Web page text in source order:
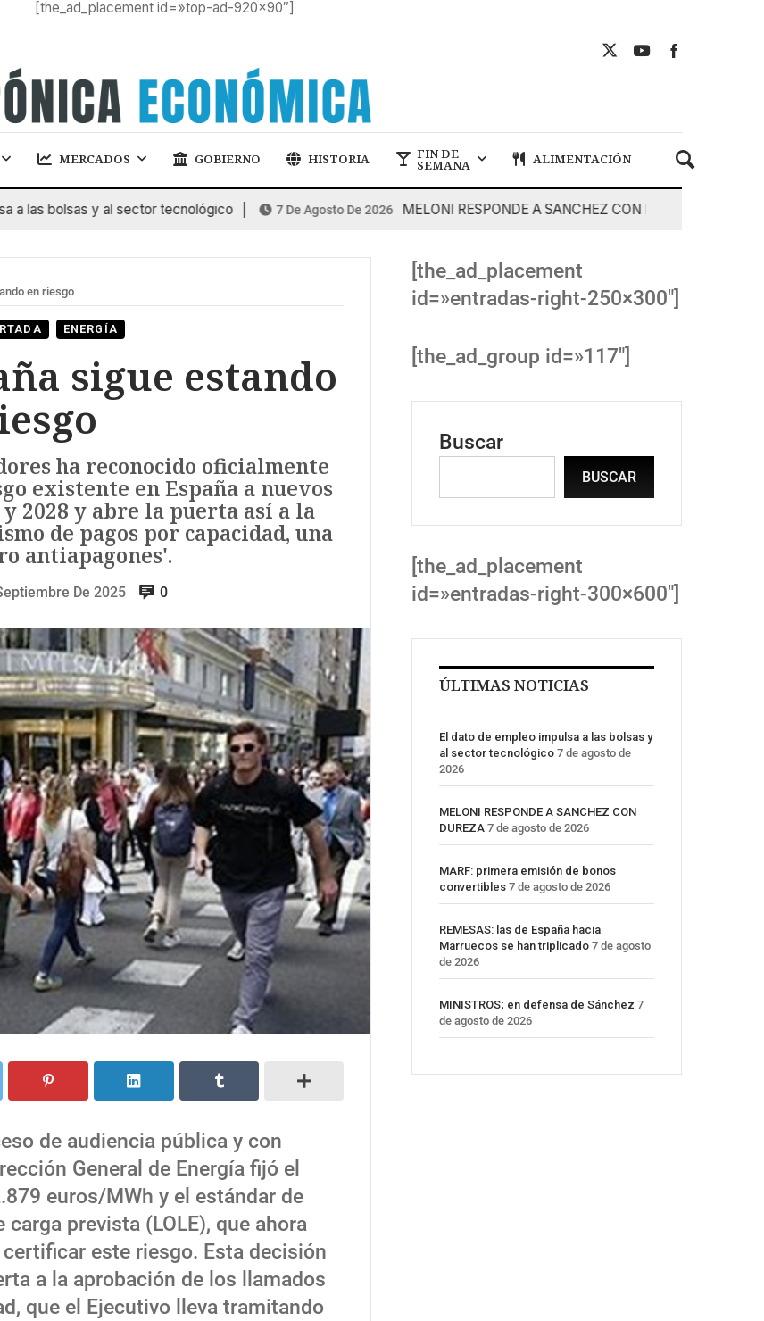
[the_ad_placement id=»top-ad-920×90″]
MERCADOS GOBIERNO HISTORIA FIN DE
SEMANA ALIMENTACIÓN
bolsas y al sector tecnológico 7 De Agosto De 2026 MELONI RESPONDE A SANCHEZ CON DUREZA
en riesgo
ENERGÍA
sigue estando
ha reconocido oficialmente
existente en España a nuevos
2028 y abre la puerta así a la
de pagos por capacidad, una
antiapagones'.
De 2025 0
de audiencia pública y con
General de Energía fijó el
euros/MWh y el estándar de
prevista (LOLE), que ahora
este riesgo. Esta decisión
a la aprobación de los llamados
que el Ejecutivo lleva tramitando
[the_ad_placement
id=»entradas-right-250×300″]
[the_ad_group id=»117″]
Buscar
BUSCAR
[the_ad_placement
id=»entradas-right-300×600″]
ÚLTIMAS NOTICIAS
El dato de empleo impulsa a las bolsas y
al sector tecnológico 7 de agosto de
2026
MELONI RESPONDE A SANCHEZ CON
DUREZA 7 de agosto de 2026
MARF: primera emisión de bonos
convertibles 7 de agosto de 2026
REMESAS: las de España hacia
Marruecos se han triplicado 7 de agosto
de 2026
MINISTROS; en defensa de Sánchez 7
de agosto de 2026